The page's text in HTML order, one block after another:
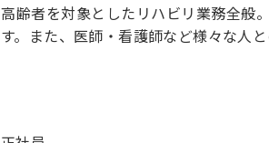
高齢者を対象としたリハビリ業務全般
す。また、医師・看護師など様々な人